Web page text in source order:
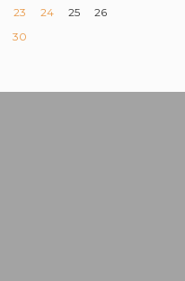
23 24 25
26
30